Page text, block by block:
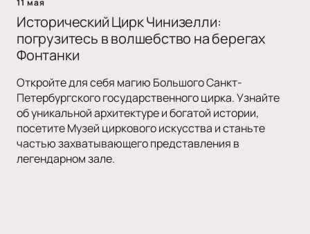
11 мая
Исторический Цирк Чинизелли:
погрузитесь в волшебство на берегах
Фонтанки
Откройте для себя магию Большого Санкт-
Петербургского государственного цирка. Узнайте
об уникальной архитектуре и богатой истории,
посетите Музей циркового искусства и станьте
частью захватывающего представления в
легендарном зале.